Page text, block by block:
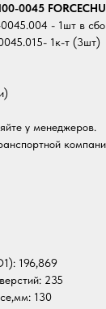
0045
- 1шт в
1к-т (3шт)
у менеджеров.
196,869
235
130